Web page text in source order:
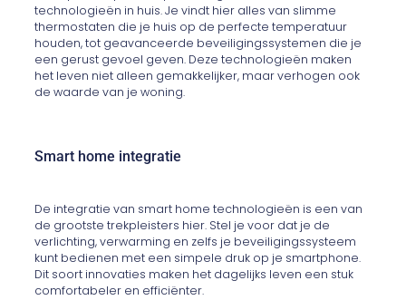
technologieën in huis. Je vindt hier alles van slimme
thermostaten die je huis op de perfecte temperatuur
houden, tot geavanceerde beveiligingssystemen die je
een gerust gevoel geven. Deze technologieën maken
het leven niet alleen gemakkelijker, maar verhogen ook
de waarde van je woning.
Smart home integratie
De integratie van smart home technologieën is een van
de grootste trekpleisters hier. Stel je voor dat je de
verlichting, verwarming en zelfs je beveiligingssysteem
kunt bedienen met een simpele druk op je smartphone.
Dit soort innovaties maken het dagelijks leven een stuk
comfortabeler en efficiënter.